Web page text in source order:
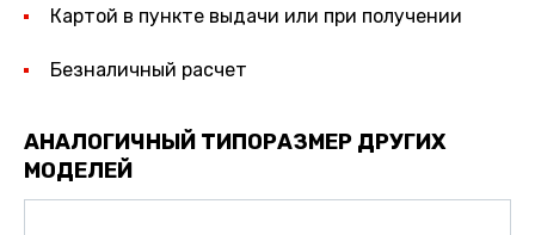
Картой в пункте выдачи или при получении
Безналичный расчет
АНАЛОГИЧНЫЙ ТИПОРАЗМЕР ДРУГИХ
МОДЕЛЕЙ